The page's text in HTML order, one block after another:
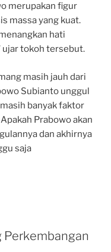
merupakan figur
massa yang kuat.
hati
ujar tokoh tersebut.
masih jauh dari
Subianto unggul
banyak faktor
Prabowo akan
dan akhirnya
saja